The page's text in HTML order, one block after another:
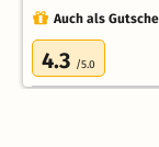
Auch als
4.3 /5.0